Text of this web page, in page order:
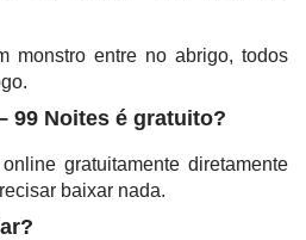
monstro entre no abrigo, todos
99 Noites é gratuito?
gratuitamente diretamente
baixar nada.